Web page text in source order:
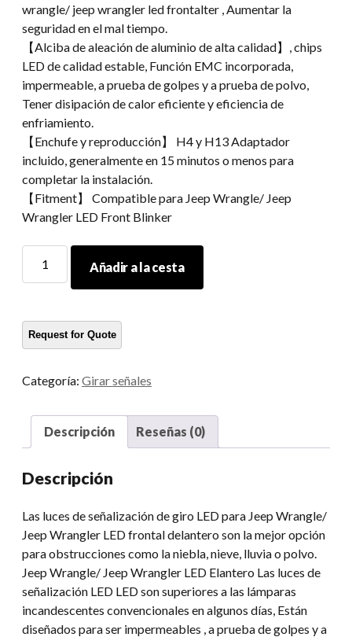
wrangle/ jeep wrangler led frontalter , Aumentar la
seguridad en el mal tiempo.
【Alciba de aleación de aluminio de alta calidad】, chips
LED de calidad estable, Función EMC incorporada,
impermeable, a prueba de golpes y a prueba de polvo,
Tener disipación de calor eficiente y eficiencia de
enfriamiento.
【Enchufe y reproducción】 H4 y H13 Adaptador
incluido, generalmente en 15 minutos o menos para
completar la instalación.
【Fitment】 Compatible para Jeep Wrangle/ Jeep
Wrangler LED Front Blinker
iluminación
automóvil
Morsun
de
delantera
2007-
2016
Wrangler
JK
TJ
cantidad
Añadir a la cesta
Categoría: Girar señales
Descripción Reseñas (0)
Descripción
Las luces de señalización de giro LED para Jeep Wrangle/
Jeep Wrangler LED frontal delantero son la mejor opción
para obstrucciones como la niebla, nieve, lluvia o polvo.
Jeep Wrangle/ Jeep Wrangler LED Elantero Las luces de
señalización LED LED son superiores a las lámparas
incandescentes convencionales en algunos días, Están
diseñados para ser impermeables , a prueba de golpes y a